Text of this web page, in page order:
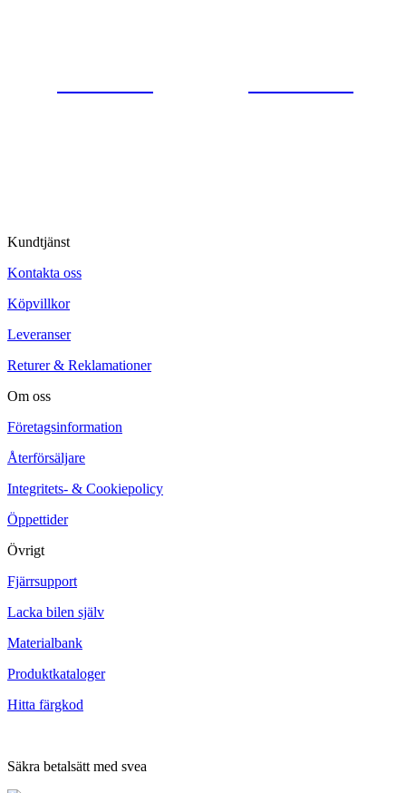
Kundtjänst
Kontakta oss
Köpvillkor
Leveranser
Returer & Reklamationer
Om oss
Företagsinformation
Återförsäljare
Integritets- & Cookiepolicy
Öppettider
Övrigt
Fjärrsupport
Lacka bilen själv
Materialbank
Produktkataloger
Hitta färgkod
Säkra betalsätt med svea